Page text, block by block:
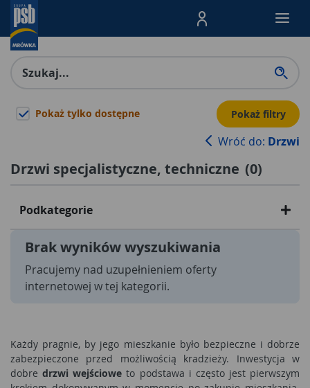
Menu Produktów,
Pokaż tylko dostępne Pokaż filtry
Wróć do: Drzwi
Drzwi specjalistyczne, techniczne (0)
Podkategorie
Brak wyników wyszukiwania
Pracujemy nad uzupełnieniem oferty
internetowej w tej kategorii.
Każdy pragnie, by jego mieszkanie było bezpieczne i dobrze
zabezpieczone przed możliwością kradzieży. Inwestycja w
dobredrzwi wejściowe to podstawa i często jest pierwszym